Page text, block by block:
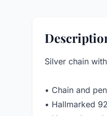
Silver chain
• Chain and
• Hallmarked